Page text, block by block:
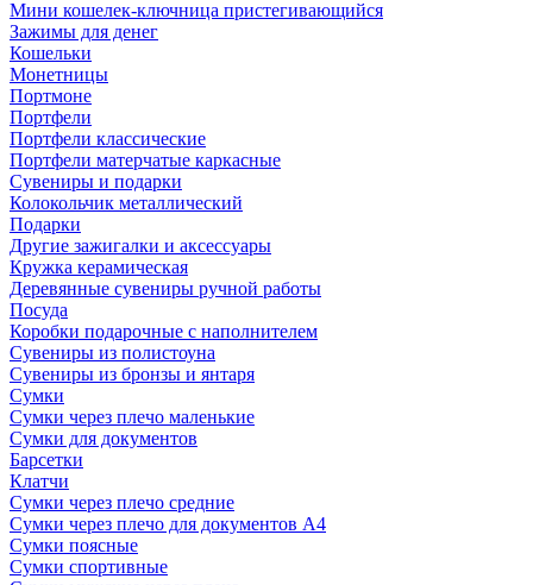
Мини кошелек-ключница пристегивающийся
Зажимы для денег
Кошельки
Монетницы
Портмоне
Портфели
Портфели классические
Портфели матерчатые каркасные
Сувениры и подарки
Колокольчик металлический
Подарки
Другие зажигалки и аксессуары
Кружка керамическая
Деревянные сувениры ручной работы
Посуда
Коробки подарочные с наполнителем
Сувениры из полистоуна
Сувениры из бронзы и янтаря
Сумки
Сумки через плечо маленькие
Сумки для документов
Барсетки
Клатчи
Сумки через плечо средние
Сумки через плечо для документов А4
Сумки поясные
Сумки спортивные